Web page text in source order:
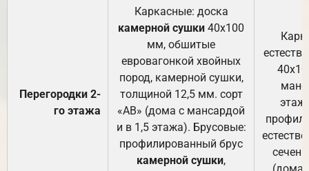
Перегородки 2-
го этажа
Каркасные: доска
камерной сушки 40х100
мм, обшитые
евровагонкой хвойных
пород, камерной сушки,
толщиной 12,5 мм. сорт
«АВ» (дома с мансардой
и в 1,5 этажа). Брусовые:
профилированный брус
камерной сушки,